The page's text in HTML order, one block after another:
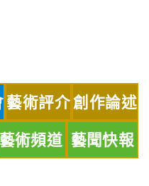
藝術評介創作論述
藝術頻道 藝聞快報